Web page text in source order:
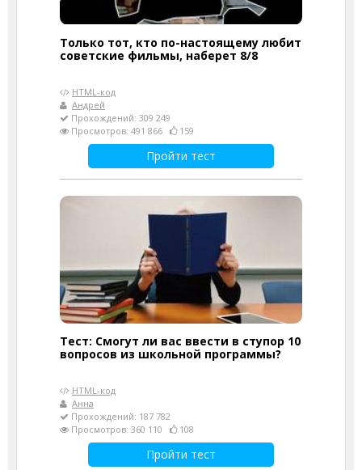
Только тот, кто по-настоящему любит
советские фильмы, наберет 8/8
HTML-код
Андрей
Прохождений: 309 249
Просмотров: 491 866
159
Пройти тест
Тест: Смогут ли вас ввести в ступор 10
вопросов из школьной программы?
HTML-код
Анна
Прохождений: 187 782
Просмотров: 360 110
108
Пройти тест